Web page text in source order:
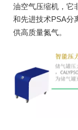
油空气压缩机，它
和先进技术PSA分
供高质量氮气。